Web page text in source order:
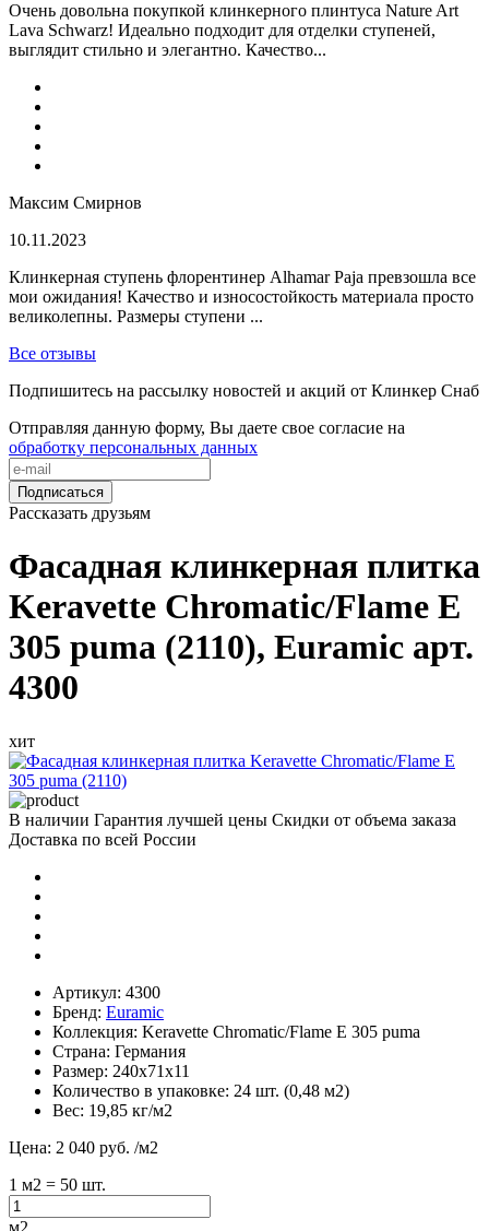
Очень довольна покупкой клинкерного плинтуса Nature Art
Lava Schwarz! Идеально подходит для отделки ступеней,
выглядит стильно и элегантно. Качество...
Максим Смирнов
10.11.2023
Клинкерная ступень флорентинер Alhamar Paja превзошла все
мои ожидания! Качество и износостойкость материала просто
великолепны. Размеры ступени ...
Все отзывы
Подпишитесь на рассылку новостей и акций от Клинкер Снаб
Отправляя данную форму, Вы даете свое согласие на
обработку персональных данных
Подписаться
Рассказать друзьям
Фасадная клинкерная плитка
Keravette Chromatic/Flame E
305 puma (2110), Euramic арт.
4300
хит
В наличии Гарантия лучшей цены Скидки от объема заказа
Доставка по всей России
Артикул: 4300
Бренд: Euramic
Коллекция: Keravette Chromatic/Flame E 305 puma
Страна: Германия
Размер: 240х71х11
Количество в упаковке: 24 шт. (0,48 м2)
Вес: 19,85 кг/м2
Цена: 2 040 руб. /м2
1 м2 = 50 шт.
м2